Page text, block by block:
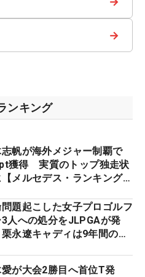
→
ンキング
帆が海外メジャー制覇で
獲得 実質のトップ独走状
メルセデス・ランキング番
題起こした女子プロゴルフ
3人への処分をJLPGAが発
永遼キャディは9年間の立
が大会2勝目へ首位T発